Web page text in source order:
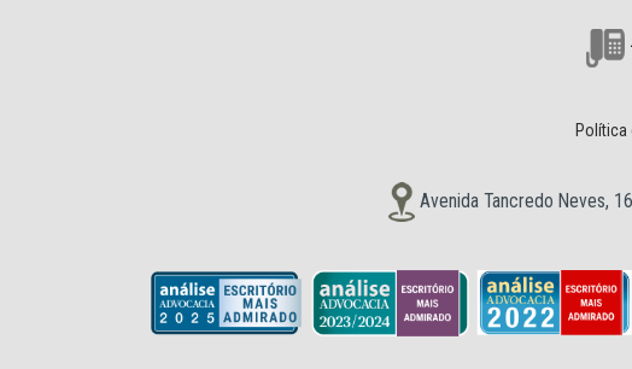
Política
Avenida Tancredo Neves,